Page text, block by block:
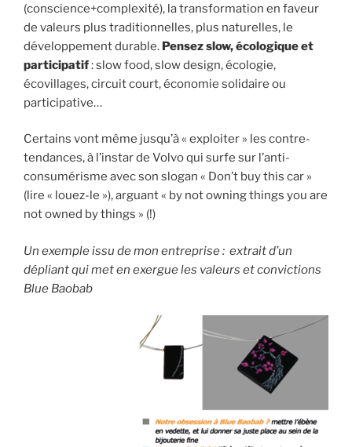
(conscience+complexité), la transformation en faveur
de valeurs plus traditionnelles, plus naturelles, le
développement durable. Pensez slow, écologique et
participatif: slow food, slow design, écologie,
écovillages, circuit court, économie solidaire ou
participative…
Certains vont même jusqu’à « exploiter » les contre-
tendances, à l’instar de Volvo qui surfe sur l’anti-
consumérisme avec son slogan « Don’t buy this car »
(lire « louez-le »), arguant « by not owning things you are
not owned by things » (!)
Un exemple issu de mon entreprise : extrait d’un
dépliant qui met en exergue les valeurs et convictions
Blue Baobab